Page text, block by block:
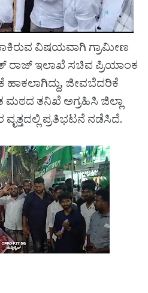
ವಿಷಯವಾಗಿ ಗ್ರಾಮೀಣ
ರಾಜ್ ಇಲಾಖೆ ಸಚಿವ ಪ್ರಿಯಾಂಕ
ಜೀವಬೆದರಿಕೆ
ಮಠದ ತನಿಖೆ ಅಗ್ರಹಿಸಿ ಜಿಲ್ಲಾ
ಪ್ರತಿಭಟನೆ ನಡೆಸಿದೆ.